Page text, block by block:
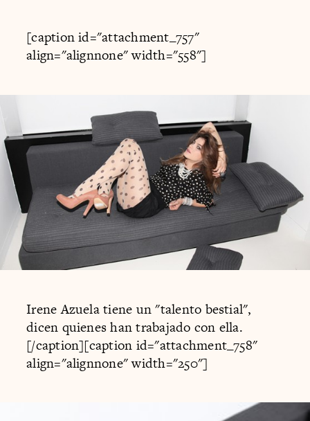
[caption id="attachment_757"
align="alignnone" width="558"]
Irene Azuela tiene un "talento bestial",
dicen quienes han trabajado con ella.
[/caption][caption id="attachment_758"
align="alignnone" width="250"]